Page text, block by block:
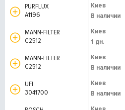
PURFLUX
A1196
Киев
В наличии
MANN-FILTER
C2512
Киев
1 дн.
MANN-FILTER
C2512
Киев
В наличии
UFI
3041700
Киев
В наличии